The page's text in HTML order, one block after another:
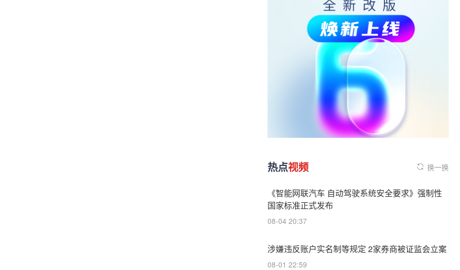
热点视频 换一换
《智能网联汽车 自动驾驶系统安全要求》强制性
国家标准正式发布
08-04 20:37
涉嫌违反账户实名制等规定 2家券商被证监会立案
08-01 22:59